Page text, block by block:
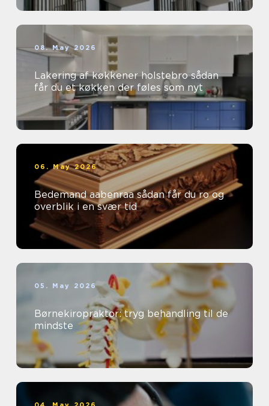
08. May 2026
Lakering af køkkener holstebro sådan
får du et køkken der føles som nyt
06. May 2026
Bedemand aabenraa sådan får du ro og
overblik i en svær tid
05. May 2026
Børnekiropraktor: tryg behandling til de
mindste